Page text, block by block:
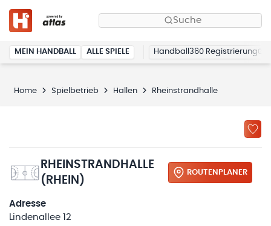
Suche
MEIN HANDBALL ALLE SPIELE Handball360 Registrierung
Home Spielbetrieb Hallen Rheinstrandhalle
RHEINSTRANDHALLE
(RHEIN)
ROUTENPLANER
Adresse
Lindenallee 12